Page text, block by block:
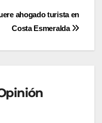
ahogado turista en
Costa Esmeralda